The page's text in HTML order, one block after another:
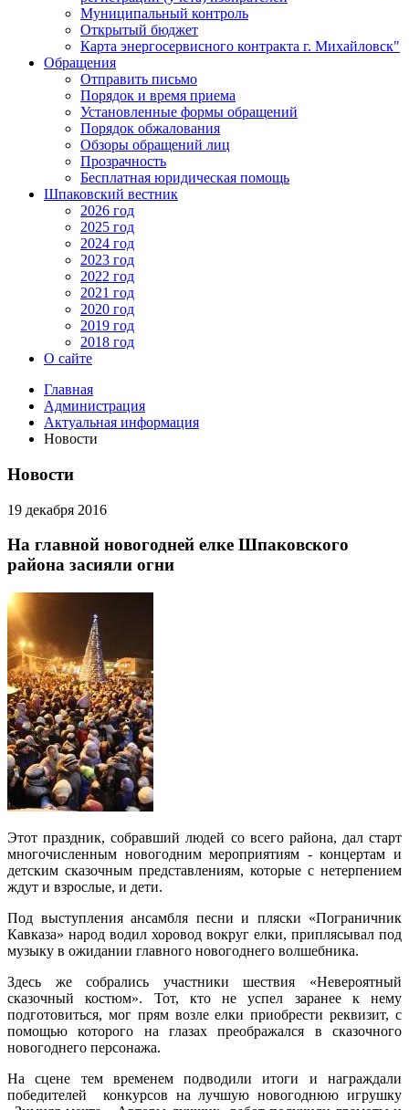
Муниципальный контроль
Открытый бюджет
Карта энергосервисного контракта г. Михайловск"
Обращения
Отправить письмо
Порядок и время приема
Установленные формы обращений
Порядок обжалования
Обзоры обращений лиц
Прозрачность
Бесплатная юридическая помощь
Шпаковский вестник
2026 год
2025 год
2024 год
2023 год
2022 год
2021 год
2020 год
2019 год
2018 год
О сайте
Главная
Администрация
Актуальная информация
Новости
Новости
19 декабря 2016
На главной новогодней елке Шпаковского
района засияли огни
Этот праздник, собравший людей со всего района, дал старт
многочисленным новогодним мероприятиям - концертам и
детским сказочным представлениям, которые с нетерпением
ждут и взрослые, и дети.
Под выступления ансамбля песни и пляски «Пограничник
Кавказа» народ водил хоровод вокруг елки, приплясывал под
музыку в ожидании главного новогоднего волшебника.
Здесь же собрались участники шествия «Невероятный
сказочный костюм». Тот, кто не успел заранее к нему
подготовиться, мог прям возле елки приобрести реквизит, с
помощью которого на глазах преображался в сказочного
новогоднего персонажа.
На сцене тем временем подводили итоги и награждали
победителей конкурсов на лучшую новогоднюю игрушку